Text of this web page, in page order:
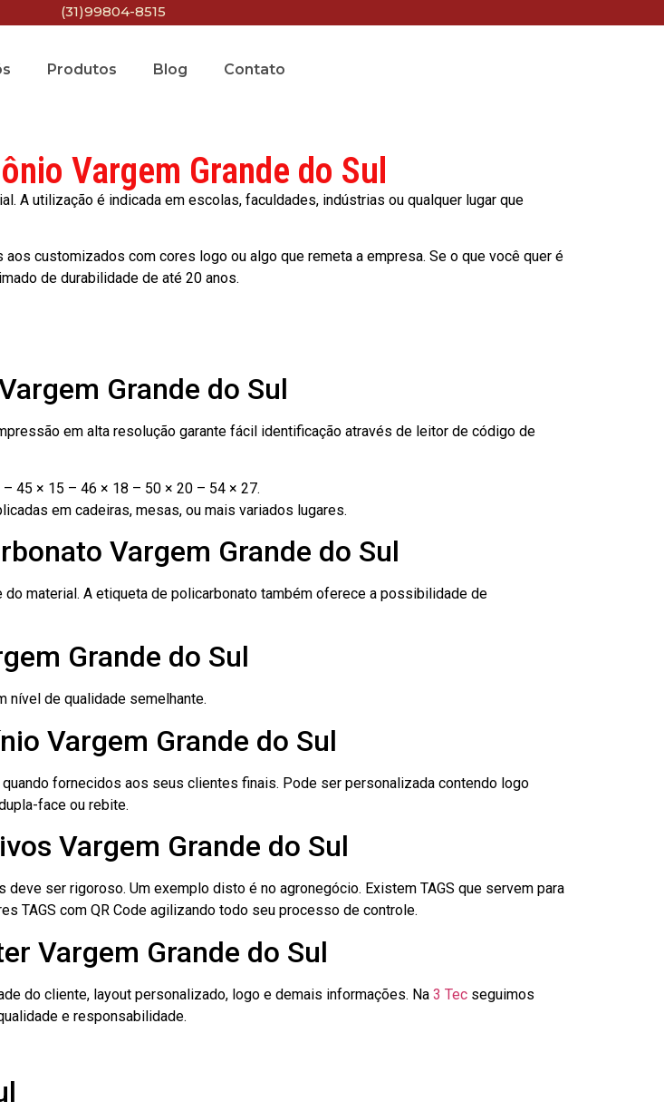
(31)99804-8515
Produtos Blog Contato
Vargem Grande do Sul
A utilização é indicada em escolas, faculdades, indústrias ou qualquer lugar que
customizados com cores logo ou algo que remeta a empresa. Se o que você quer é
de durabilidade de até 20 anos.
Grande do Sul
em alta resolução garante fácil identificação através de leitor de código de
45 × 15 – 46 × 18 – 50 × 20 – 54 × 27.
em cadeiras, mesas, ou mais variados lugares.
Vargem Grande do Sul
material. A etiqueta de policarbonato também oferece a possibilidade de
Grande do Sul
nível de qualidade semelhante.
Vargem Grande do Sul
fornecidos aos seus clientes finais. Pode ser personalizada contendo logo
face ou rebite.
Vargem Grande do Sul
ser rigoroso. Um exemplo disto é no agronegócio. Existem TAGS que servem para
TAGS com QR Code agilizando todo seu processo de controle.
Vargem Grande do Sul
do cliente, layout personalizado, logo e demais informações. Na 3 Tec seguimos
e responsabilidade.